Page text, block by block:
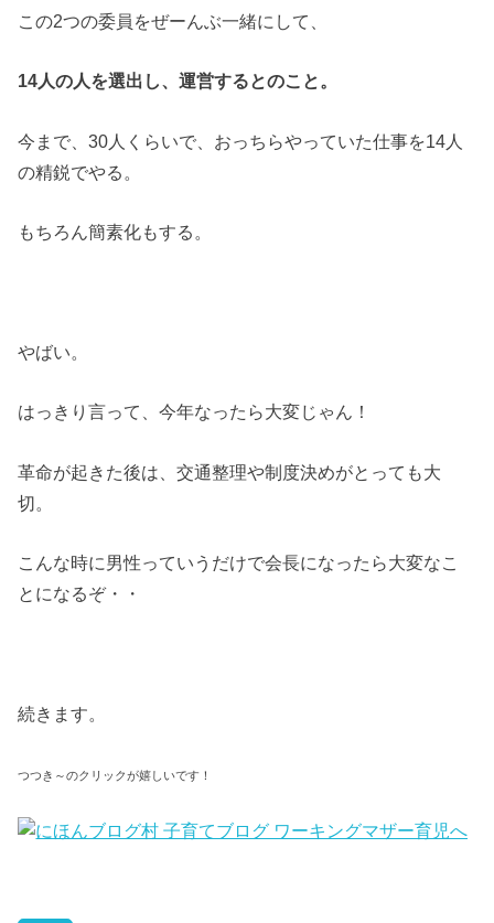
この2つの委員をぜーんぶ一緒にして、
14人の人を選出し、運営するとのこと。
今まで、30人くらいで、おっちらやっていた仕事を14人
の精鋭でやる。
もちろん簡素化もする。
やばい。
はっきり言って、今年なったら大変じゃん！
革命が起きた後は、交通整理や制度決めがとっても大
切。
こんな時に男性っていうだけで会長になったら大変なこ
とになるぞ・・
続きます。
つつき～のクリックが嬉しいです！